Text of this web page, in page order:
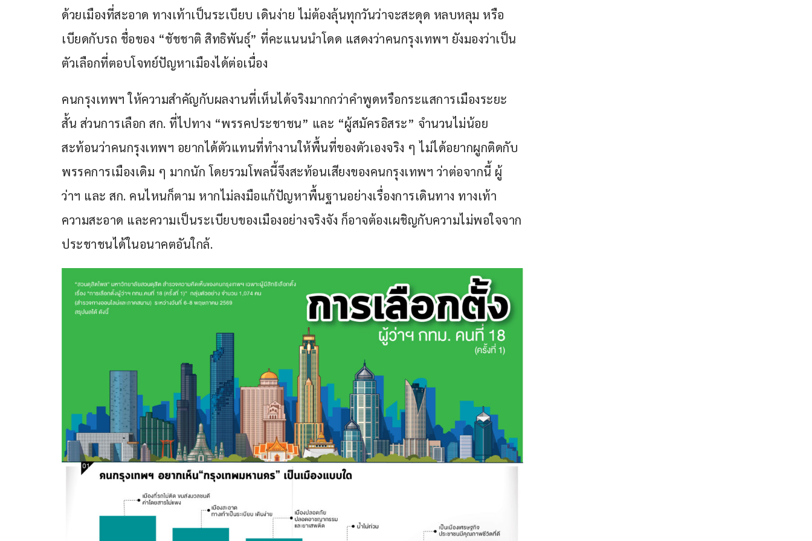
ด้วยเมืองที่สะอาด ทางเท้าเป็นระเบียบ เดินง่าย ไม่ต้องลุ้นทุกวันว่าจะสะดุด หลบหลุม หรือ
เบียดกับรถ ชื่อของ “ชัชชาติ สิทธิพันธุ์” ที่คะแนนนำโดด แสดงว่าคนกรุงเทพฯ ยังมองว่าเป็น
ตัวเลือกที่ตอบโจทย์ปัญหาเมืองได้ต่อเนื่อง
คนกรุงเทพฯ ให้ความสำคัญกับผลงานที่เห็นได้จริงมากกว่าคำพูดหรือกระแสการเมืองระยะ
สั้น ส่วนการเลือก สก. ที่ไปทาง “พรรคประชาชน” และ “ผู้สมัครอิสระ” จำนวนไม่น้อย
สะท้อนว่าคนกรุงเทพฯ อยากได้ตัวแทนที่ทำงานให้พื้นที่ของตัวเองจริง ๆ ไม่ได้อยากผูกติดกับ
พรรคการเมืองเดิม ๆ มากนัก โดยรวมโพลนี้จึงสะท้อนเสียงของคนกรุงเทพฯ ว่าต่อจากนี้ ผู้
ว่าฯ และ สก. คนไหนก็ตาม หากไม่ลงมือแก้ปัญหาพื้นฐานอย่างเรื่องการเดินทาง ทางเท้า
ความสะอาด และความเป็นระเบียบของเมืองอย่างจริงจัง ก็อาจต้องเผชิญกับความไม่พอใจจาก
ประชาชนได้ในอนาคตอันใกล้.